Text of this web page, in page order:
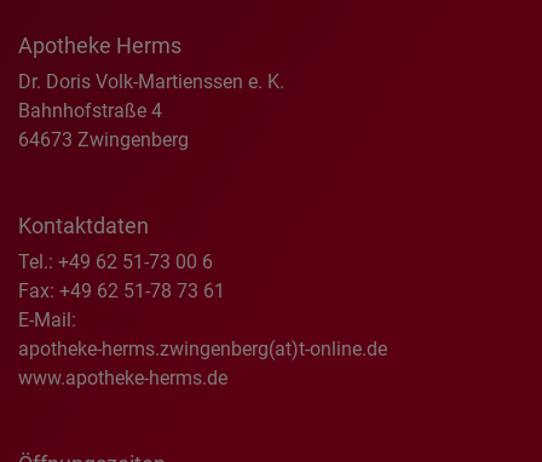
Apotheke Herms
Dr. Doris Volk-Martienssen e. K.
Bahnhofstraße 4
64673 Zwingenberg
Kontaktdaten
Tel.: +49 62 51-73 00 6
Fax: +49 62 51-78 73 61
E-Mail:
apotheke-herms.zwingenberg(at)t-online.de
www.apotheke-herms.de